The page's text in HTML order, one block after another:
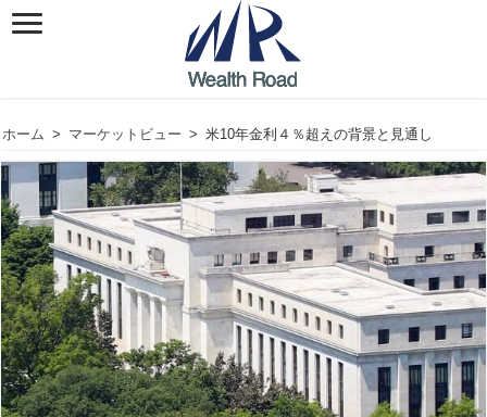
ホーム > マーケットビュー > 米10年金利４％超えの背景と見通し